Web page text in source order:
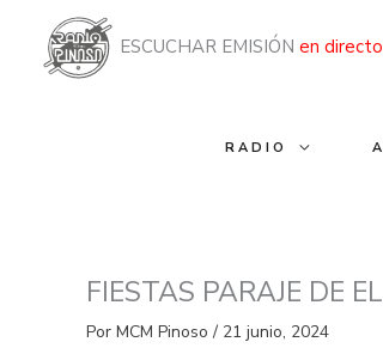
contenido
ESCUCHAR EMISIÓN en directo
RADIO
FIESTAS PARAJE DE
Por MCM Pinoso / 21 junio, 2024